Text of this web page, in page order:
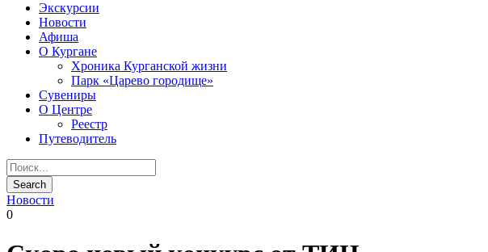
Экскурсии
Новости
Афиша
О Кургане
Хроника Курганской жизни
Парк «Царево городище»
Сувениры
О Центре
Реестр
Путеводитель
Новости
0